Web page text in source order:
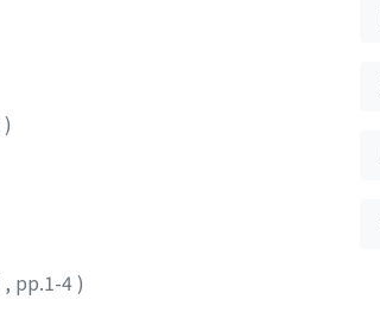
)
, pp.1-4)